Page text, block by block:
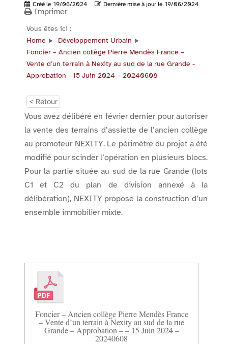
Créé le 19/06/2024 Dernière mise à jour le 19/06/2024
Imprimer
Vous êtes ici :
Home
Développement Urbain
Foncier – Ancien collège Pierre Mendès France –
Vente d’un terrain à Nexity au sud de la rue Grande -
Approbation - 15 Juin 2024 – 20240608
< Retour
Vous avez délibéré en février dernier pour autoriser
la vente des terrains d’assiette de l’ancien collège
au promoteur NEXITY. Le périmètre du projet a été
modifié pour scinder l’opération en plusieurs blocs.
Pour la partie située au sud de la rue Grande (lots
C1 et C2 du plan de division annexé à la
délibération), NEXITY propose la construction d’un
ensemble immobilier mixte.
Foncier – Ancien collège Pierre Mendès France
– Vente d’un terrain à Nexity au sud de la rue
Grande – Approbation – – 15 Juin 2024 –
20240608